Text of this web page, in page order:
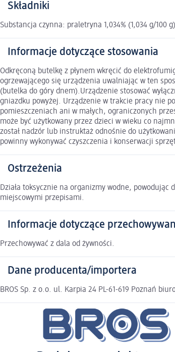
Składniki
Substancja czynna: praletryna 1,034% (1,034 g/100
Informacje dotyczące stosowania
Odkręconą butelkę z płynem wkręcić do
ogrzewającego się urządzenia uwalniając w ten
(butelka do góry dnem).Urządzenie stosować
gniazdku powyżej. Urządzenie w trakcie pracy nie
pomieszczeniach ani w małych, ograniczonych
może być użytkowany przez dzieci w wieku co
został nadzór lub instruktaż odnośnie do
powinny wykonywać czyszczenia i konserwacji
Ostrzeżenia
Działa toksycznie na organizmy wodne,
miejscowymi przepisami.
Informacje dotyczące
Przechowywać z dala od żywności.
Dane producenta/importera
BROS Sp. z o.o. ul. Karpia 24 PL-61-619 Poznań